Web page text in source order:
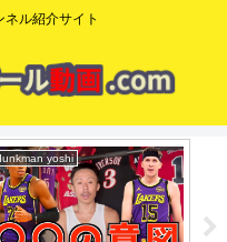
ル紹介サイト
yoshi